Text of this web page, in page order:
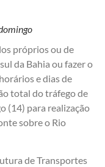
próprios ou de
da Bahia ou fazer o
e dias de
total do tráfego de
(14) para realização
sobre o Rio
de Transportes